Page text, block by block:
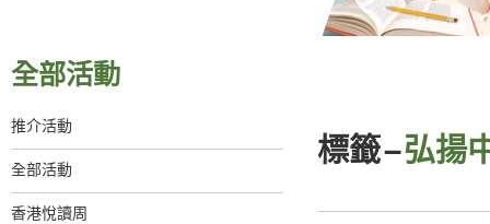
全部活動
推介活動
全部活動
香港悅讀周
標籤–弘揚